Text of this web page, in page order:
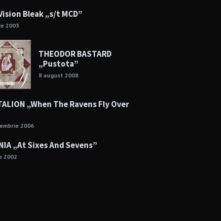
Bleak „s/t MCD”
2003
THEODOR BASTARD
„Pustota”
8 august 2008
„When The Ravens Fly Over
2006
„At Sixes And Sevens”
2002